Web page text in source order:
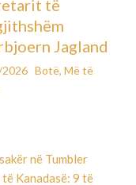
të
Jagland
Botë, Më të